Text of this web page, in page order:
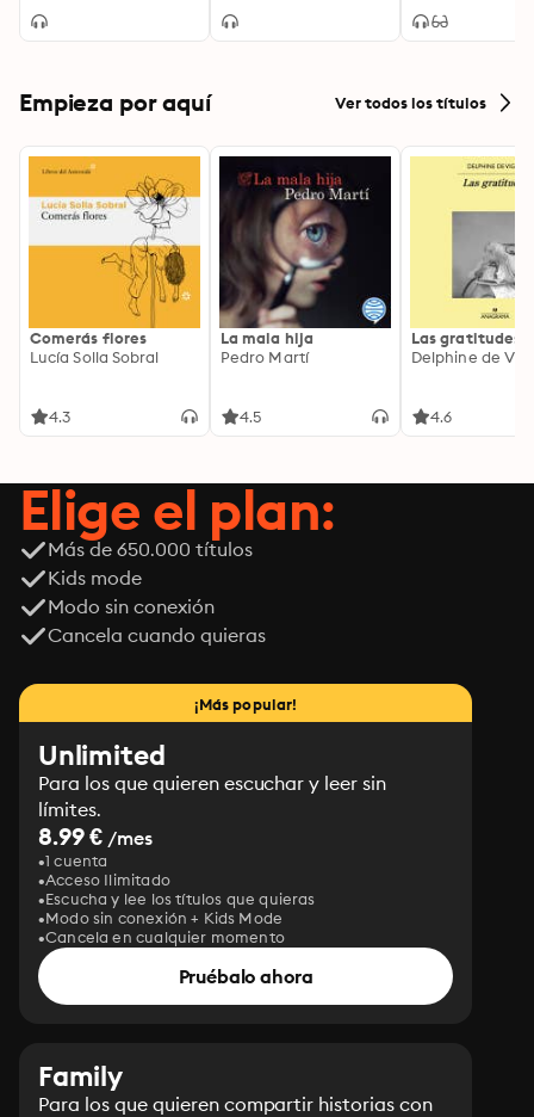
Empieza por aquí Ver todos los títulos
Comerás flores
Lucía Solla Sobral
4.3
La mala hija
Pedro Martí
4.5
Las gratitudes
Delphine de
4.6
Elige el plan:
Más de 650.000 títulos
Kids mode
Modo sin conexión
Cancela cuando quieras
¡Más popular!
Unlimited
Para los que quieren escuchar y leer sin
límites.
8.99 € /mes
1 cuenta
Acceso Ilimitado
Escucha y lee los títulos que quieras
Modo sin conexión + Kids Mode
Cancela en cualquier momento
Pruébalo ahora
Family
Para los que quieren compartir historias con